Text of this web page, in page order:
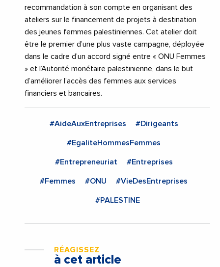
recommandation à son compte en organisant des
ateliers sur le financement de projets à destination
des jeunes femmes palestiniennes. Cet atelier doit
être le premier d’une plus vaste campagne, déployée
dans le cadre d’un accord signé entre « ONU Femmes
» et l’Autorité monétaire palestinienne, dans le but
d’améliorer l’accès des femmes aux services
financiers et bancaires.
#AideAuxEntreprises #Dirigeants
#EgaliteHommesFemmes
#Entrepreneuriat #Entreprises
#Femmes #ONU #VieDesEntreprises
#PALESTINE
RÉAGISSEZ
à cet article